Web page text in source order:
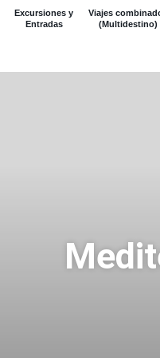
Excursiones y
Entradas
Viajes
(Multidestino)